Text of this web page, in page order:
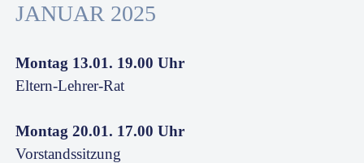
JANUAR 2025
Montag 13.01. 19.00 Uhr
Eltern-Lehrer-Rat
Montag 20.01. 17.00 Uhr
Vorstandssitzung